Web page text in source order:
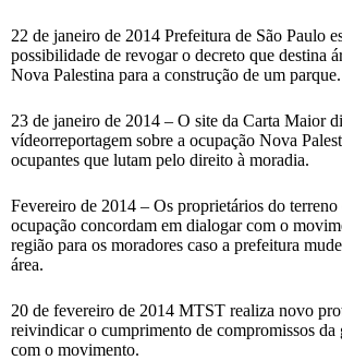
22 de janeiro de 2014 Prefeitura de São Paulo
possibilidade de revogar o decreto que destina
Nova Palestina para a construção de um parque.
23 de janeiro de 2014 – O site da Carta Maior
vídeorreportagem sobre a ocupação Nova
ocupantes que lutam pelo direito à moradia.
Fevereiro de 2014 – Os proprietários do terreno
ocupação concordam em dialogar com o
região para os moradores caso a prefeitura
área.
20 de fevereiro de 2014 MTST realiza novo
reivindicar o cumprimento de compromissos da
com o movimento.